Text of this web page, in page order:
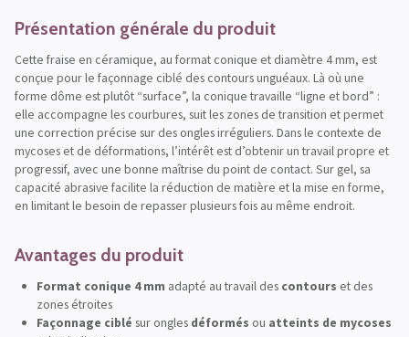
Présentation générale du produit
Cette fraise en céramique, au format conique et diamètre 4 mm, est
conçue pour le façonnage ciblé des contours unguéaux. Là où une
forme dôme est plutôt “surface”, la conique travaille “ligne et bord” :
elle accompagne les courbures, suit les zones de transition et permet
une correction précise sur des ongles irréguliers. Dans le contexte de
mycoses et de déformations, l’intérêt est d’obtenir un travail propre et
progressif, avec une bonne maîtrise du point de contact. Sur gel, sa
capacité abrasive facilite la réduction de matière et la mise en forme,
en limitant le besoin de repasser plusieurs fois au même endroit.
Avantages du produit
Format conique 4 mm adapté au travail des contours et des
zones étroites
Façonnage ciblé sur ongles déformés ou atteints de mycoses